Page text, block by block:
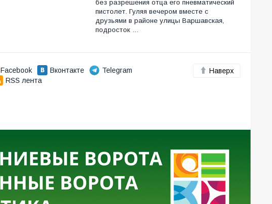
без разрешения отца его пневматический
пистолет. Гуляя вечером вместе с
друзьями в районе улицы Варшавская,
подросток …
Facebook Вконтакте
Telegram
RSS лента
Наверх